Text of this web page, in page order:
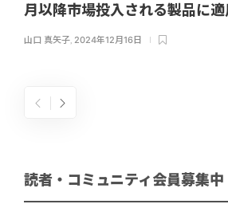
月以降市場投入される製品に適
山口 真矢子 2024年12月16日
読者・コミュニティ会員募集中